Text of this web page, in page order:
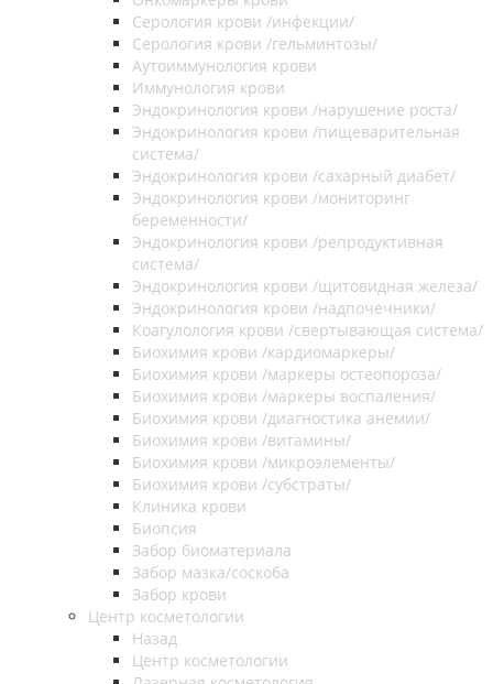
Серология крови /инфекции/
Серология крови /гельминтозы/
Аутоиммунология крови
Иммунология крови
Эндокринология крови /нарушение роста/
Эндокринология крови /пищеварительная
система/
Эндокринология крови /сахарный диабет/
Эндокринология крови /мониторинг
беременности/
Эндокринология крови /репродуктивная
система/
Эндокринология крови /щитовидная железа/
Эндокринология крови /надпочечники/
Коагулология крови /свертывающая система/
Биохимия крови /кардиомаркеры/
Биохимия крови /маркеры остеопороза/
Биохимия крови /маркеры воспаления/
Биохимия крови /диагностика анемии/
Биохимия крови /витамины/
Биохимия крови /микроэлементы/
Биохимия крови /субстраты/
Клиника крови
Биопсия
Забор биоматериала
Забор мазка/соскоба
Забор крови
Центр косметологии
Назад
Центр косметологии